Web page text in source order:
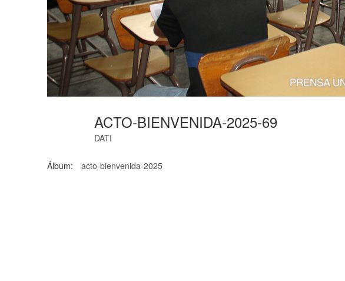
ACTO-BIENVENIDA-2025-69
DATI
Álbum: acto-bienvenida-2025